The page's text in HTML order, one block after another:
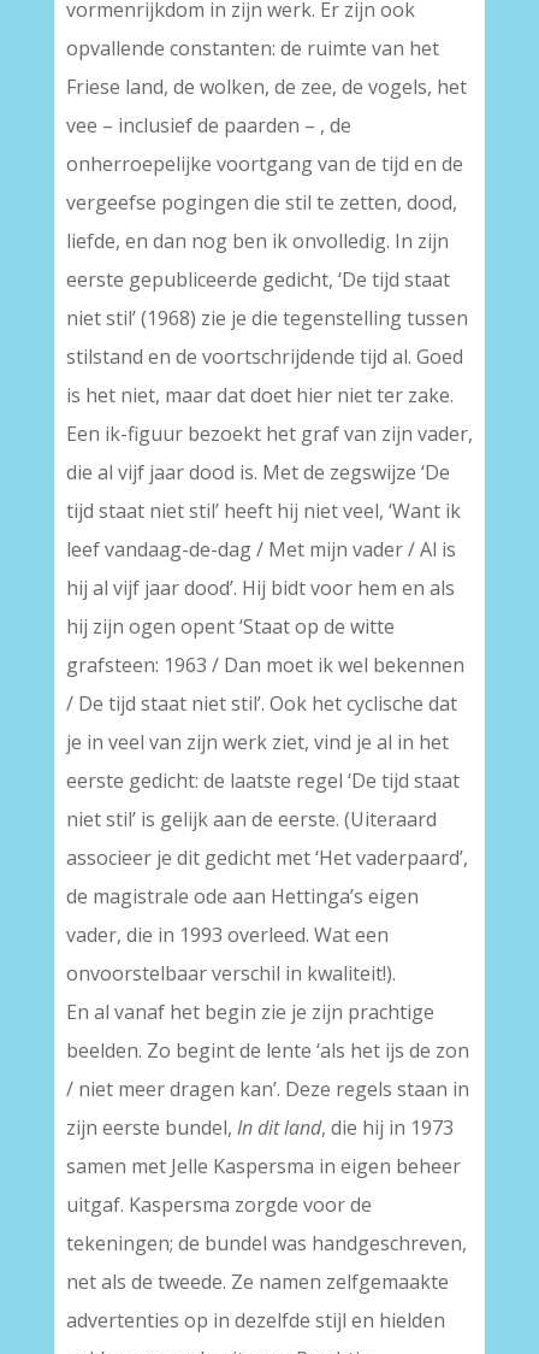
vormenrijkdom in zijn werk. Er zijn ook
opvallende constanten: de ruimte van het
Friese land, de wolken, de zee, de vogels, het
vee – inclusief de paarden – , de
onherroepelijke voortgang van de tijd en de
vergeefse pogingen die stil te zetten, dood,
liefde, en dan nog ben ik onvolledig. In zijn
eerste gepubliceerde gedicht, ‘De tijd staat
niet stil’ (1968) zie je die tegenstelling tussen
stilstand en de voortschrijdende tijd al. Goed
is het niet, maar dat doet hier niet ter zake.
Een ik-figuur bezoekt het graf van zijn vader,
die al vijf jaar dood is. Met de zegswijze ‘De
tijd staat niet stil’ heeft hij niet veel, ‘Want ik
leef vandaag-de-dag / Met mijn vader / Al is
hij al vijf jaar dood’. Hij bidt voor hem en als
hij zijn ogen opent ‘Staat op de witte
grafsteen: 1963 / Dan moet ik wel bekennen
/ De tijd staat niet stil’. Ook het cyclische dat
je in veel van zijn werk ziet, vind je al in het
eerste gedicht: de laatste regel ‘De tijd staat
niet stil’ is gelijk aan de eerste. (Uiteraard
associeer je dit gedicht met ‘Het vaderpaard’,
de magistrale ode aan Hettinga’s eigen
vader, die in 1993 overleed. Wat een
onvoorstelbaar verschil in kwaliteit!).
En al vanaf het begin zie je zijn prachtige
beelden. Zo begint de lente ‘als het ijs de zon
/ niet meer dragen kan’. Deze regels staan in
zijn eerste bundel, In dit land, die hij in 1973
samen met Jelle Kaspersma in eigen beheer
uitgaf. Kaspersma zorgde voor de
tekeningen; de bundel was handgeschreven,
net als de tweede. Ze namen zelfgemaakte
advertenties op in dezelfde stijl en hielden